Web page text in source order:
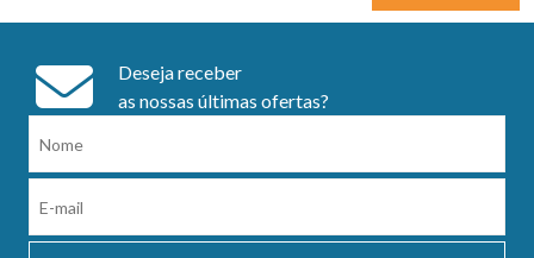
Deseja receber
as nossas últimas ofertas?